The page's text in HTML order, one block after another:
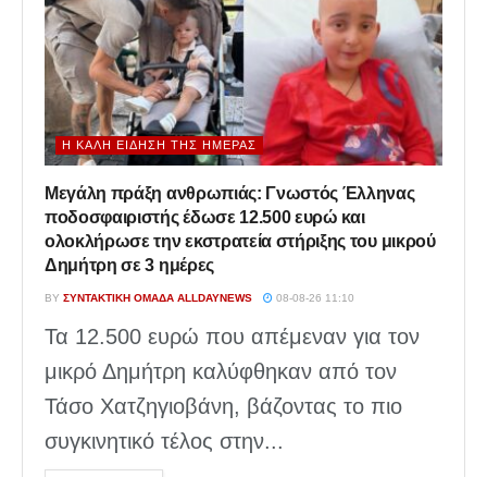
Η ΚΑΛΉ ΕΊΔΗΣΗ ΤΗΣ ΗΜΈΡΑΣ
Μεγάλη πράξη ανθρωπιάς: Γνωστός Έλληνας
ποδοσφαιριστής έδωσε 12.500 ευρώ και
ολοκλήρωσε την εκστρατεία στήριξης του μικρού
Δημήτρη σε 3 ημέρες
BY ΣΥΝΤΑΚΤΙΚΉ ΟΜΆΔΑ ALLDAYNEWS 08-08-26 11:10
Τα 12.500 ευρώ που απέμεναν για τον
μικρό Δημήτρη καλύφθηκαν από τον
Τάσο Χατζηγιοβάνη, βάζοντας το πιο
συγκινητικό τέλος στην...